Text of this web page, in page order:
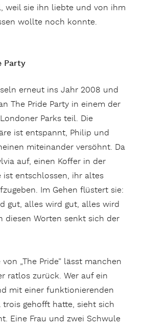
weil sie ihn liebte und von ihm
wollte noch konnte.
Party
erneut ins Jahr 2008 und
The Pride Party in einem der
Parks teil. Die
ist entspannt, Philip und
miteinander versöhnt. Da
auf, einen Koffer in der
ist entschlossen, ihr altes
Im Gehen flüstert sie:
gut, alles wird gut, alles wird
diesen Worten senkt sich der
von „The Pride” lässt manchen
ratlos zurück. Wer auf ein
mit einer funktionierenden
trois gehofft hatte, sieht sich
Eine Frau und zwei Schwule